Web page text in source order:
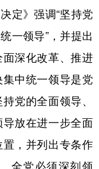
汽车
数字经济
溯源中国
会展
定》强调“坚持党
一领导”，并提出
深化改革、推进
中统一领导是党
党的全面领导、
放在进一步全面
，并列出专条作
全党必须深刻领